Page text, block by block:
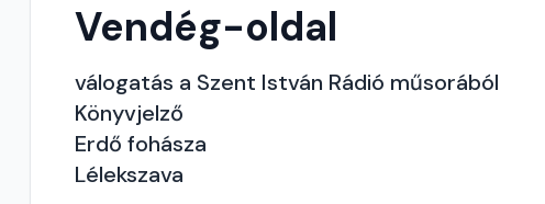
Vendég-oldal
válogatás a Szent István Rádió műsorából
Könyvjelző
Erdő fohásza
Lélekszava